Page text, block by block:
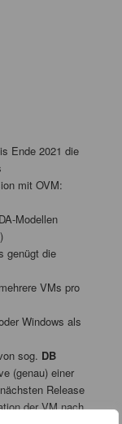
Ende 2021 die
mit OVM:
Modellen
genügt die
VMs pro
Windows als
sog. DB
(genau) einer
Release
der VM nach